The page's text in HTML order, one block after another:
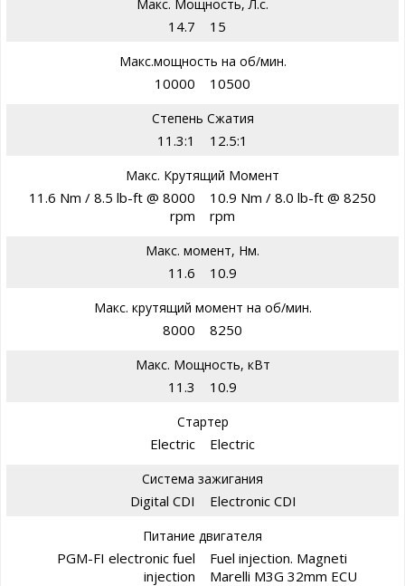
Макс. Мощность, Л.с.
14.7 15
Макс.мощность на об/мин.
10000 10500
Степень Сжатия
11.3:1 12.5:1
Макс. Крутящий Момент
11.6 Nm / 8.5 lb-ft @ 8000
rpm
10.9 Nm / 8.0 lb-ft @ 8250
rpm
Макс. момент, Нм.
11.6 10.9
Макс. крутящий момент на об/мин.
8000 8250
Макс. Мощность, кВт
11.3 10.9
Стартер
Electric Electric
Система зажигания
Digital CDI Electronic CDI
Питание двигателя
PGM-FI electronic fuel
injection
Fuel injection. Magneti
Marelli M3G 32mm ECU